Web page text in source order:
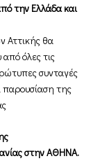
την Ελλάδα και
Αττικής θα
όλες τις
συνταγές
της
στην ΑΘΗΝΑ.